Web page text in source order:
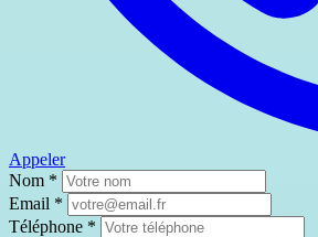
Appeler
Nom *
Email *
Téléphone *